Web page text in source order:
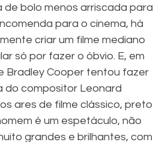
bolo menos arriscada para
para o cinema, há
criar um filme mediano
só por fazer o óbvio. E, em
Bradley Cooper tentou fazer
do compositor Leonard
ares de filme clássico, preto
é um espetáculo, não
grandes e brilhantes, com